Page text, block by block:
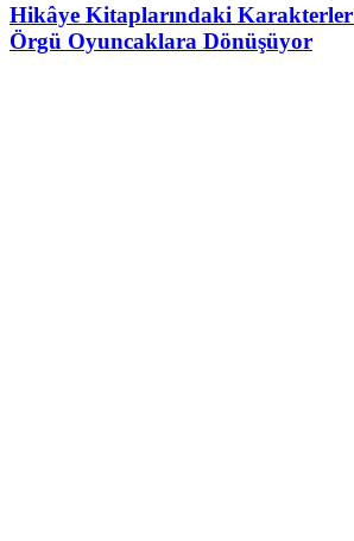
Hikâye Kitaplarındaki
Örgü Oyuncaklara Dönüşüyor